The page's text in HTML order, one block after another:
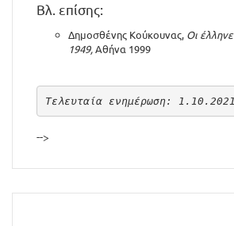
Βλ. επίσης:
Δημοσθένης Κούκουνας, Οι
1949,Αθήνα 1999
Τελευταία ενημέρωση: 1.10.2021
-->